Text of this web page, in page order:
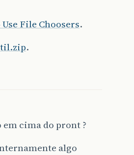
File Choosers.
.
cima do pront ?
algo